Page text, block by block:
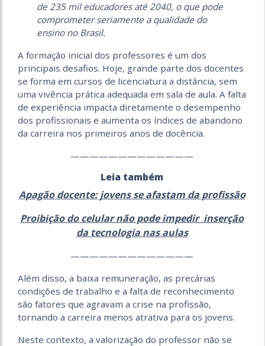
de 235 mil educadores até 2040, o que pode
comprometer seriamente a qualidade do
ensino no Brasil.
A formação inicial dos professores é um dos
principais desafios. Hoje, grande parte dos docentes
se forma em cursos de licenciatura a distância, sem
uma vivência prática adequada em sala de aula. A falta
de experiência impacta diretamente o desempenho
dos profissionais e aumenta os índices de abandono
da carreira nos primeiros anos de docência.
—————————————
Leia também
Apagão docente: jovens se afastam da profissão
Proibição do celular não pode impedir inserção
da tecnologia nas aulas
—————————————
Além disso, a baixa remuneração, as precárias
condições de trabalho e a falta de reconhecimento
são fatores que agravam a crise na profissão,
tornando a carreira menos atrativa para os jovens.
Neste contexto, a valorização do professor não se